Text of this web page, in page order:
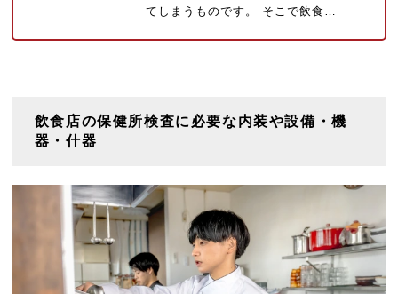
てしまうものです。 そこで飲食…
飲食店の保健所検査に必要な内装や設備・機
器・什器